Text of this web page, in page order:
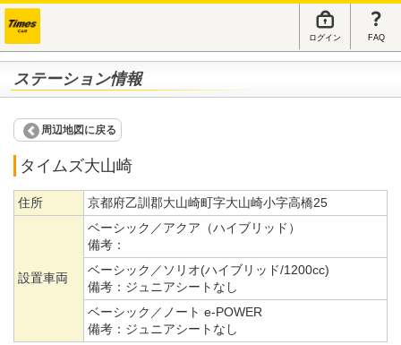
ログイン FAQ
ステーション情報
周辺地図に戻る
タイムズ大山崎
住所 京都府乙訓郡大山崎町字大山崎小字高橋25
設置車両
ベーシック／アクア（ハイブリッド）
備考：
ベーシック／ソリオ(ハイブリッド/1200cc)
備考： ジュニアシートなし
ベーシック／ノート e-POWER
備考： ジュニアシートなし